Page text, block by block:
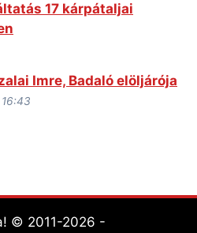
17 kárpátaljai
Imre, Badaló elöljárója
© 2011-2026 -